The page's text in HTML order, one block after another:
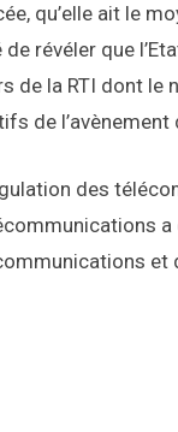
qu’elle ait le
révéler que
de la RTI dont
de l’avènement
des
et